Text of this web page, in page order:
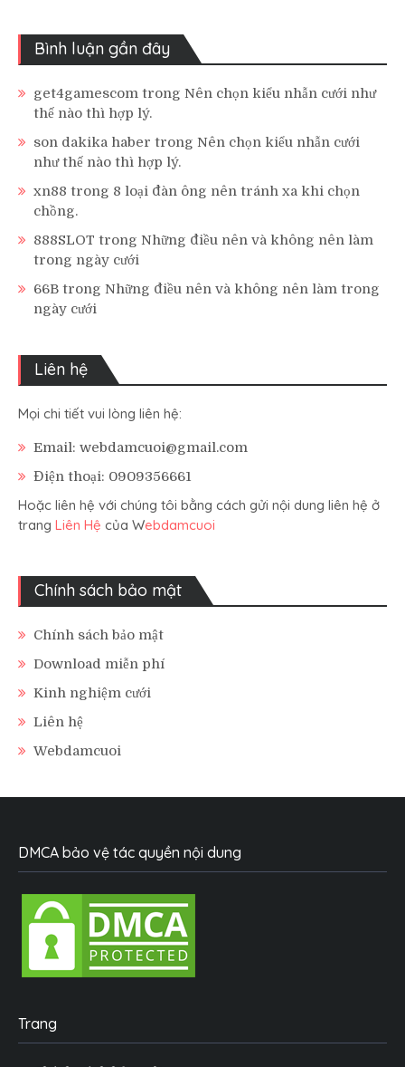
Bình luận gần đây
get4gamescom trong Nên chọn kiểu nhẫn cưới như
thế nào thì hợp lý.
son dakika haber trong Nên chọn kiểu nhẫn cưới
như thế nào thì hợp lý.
xn88 trong 8 loại đàn ông nên tránh xa khi chọn
chồng.
888SLOT trong Những điều nên và không nên làm
trong ngày cưới
66B trong Những điều nên và không nên làm trong
ngày cưới
Liên hệ
Mọi chi tiết vui lòng liên hệ:
Email: webdamcuoi@gmail.com
Điện thoại: 0909356661
Hoặc liên hệ với chúng tôi bằng cách gửi nội dung liên hệ ở
trang Liên Hệ của Webdamcuoi
Chính sách bảo mật
Chính sách bảo mật
Download miễn phí
Kinh nghiệm cưới
Liên hệ
Webdamcuoi
DMCA bảo vệ tác quyền nội dung
Trang